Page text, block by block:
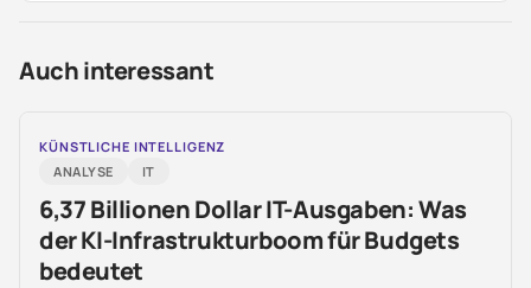
Auch interessant
KÜNSTLICHE INTELLIGENZ
ANALYSE
IT
6,37 Billionen Dollar IT-Ausgaben: Was
der KI-Infrastrukturboom für Budgets
bedeutet